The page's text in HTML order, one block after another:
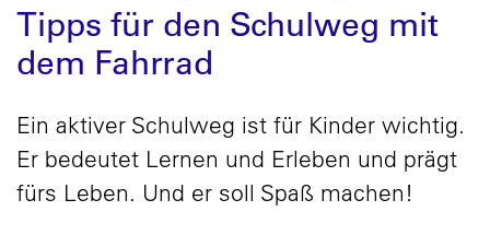
Tipps für den Schulweg mit
dem Fahrrad
Ein aktiver Schulweg ist für Kinder wichtig.
Er bedeutet Lernen und Erleben und prägt
fürs Leben. Und er soll Spaß machen!